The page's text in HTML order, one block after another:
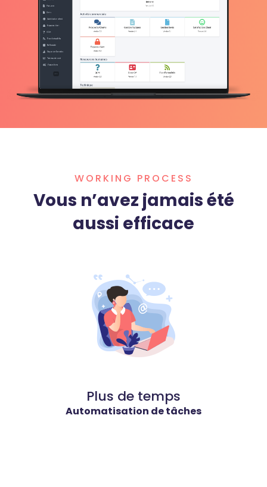
WORKING PROCESS
Vous n’avez jamais été
aussi efficace
Plus de temps
Automatisation de tâches